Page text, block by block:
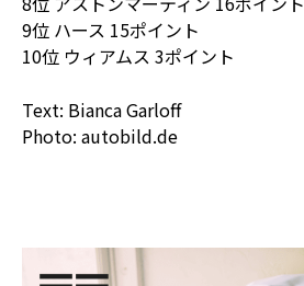
9位 ハース 15ポイント
10位 ウィアムス 3ポイント
Text: Bianca Garloff
Photo: autobild.de